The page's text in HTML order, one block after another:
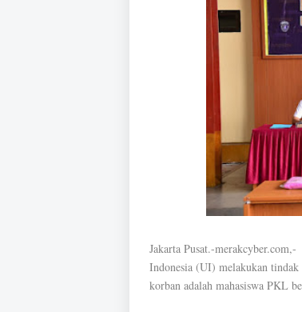
Jakarta Pusat.-
Indonesia (UI) melakukan
korban adalah mahasiswa PKL